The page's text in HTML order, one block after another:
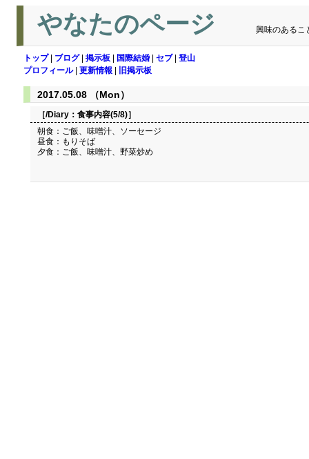
やなたのページ 興味のあるこ
トップ| ブログ| 掲示板 国際結婚 セブ| 登山
プロフィール| 更新情報 旧掲示板
2017.05.08 （Mon）
［/Diary： 食事内容(5/8)］
朝食：ご飯、味噌汁、ソーセージ
昼食：もりそば
夕食：ご飯、味噌汁、野菜炒め